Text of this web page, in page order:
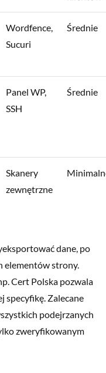
Wordfence,
Sucuri
Średnie
Panel WP,
SSH
Średnie
Skanery
zewnętrzne
dane, po
elementów strony.
Cert Polska pozwala
specyfikę. Zalecane
podejrzanych
zweryfikowanym